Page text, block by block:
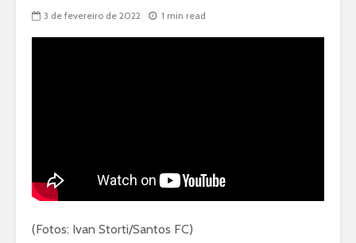
3 de fevereiro de 2022 1 min read
(Fotos: Ivan Storti/Santos FC)